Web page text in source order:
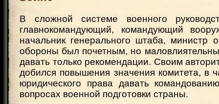
В сложной системе военного
главнокомандующий, командующий
начальник генерального штаба, министр
обороны был почетным, но
давать только рекомендации. Своим
добился повышения значения комитета, в
юридического права давать
вопросах военной подготовки страны.